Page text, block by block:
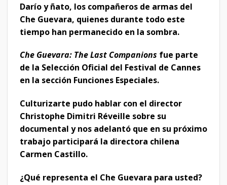
Darío y ñato, los compañeros de armas del
Che Guevara, quienes durante todo este
tiempo han permanecido en la sombra.
Che Guevara: The Last Companions fue parte
de la Selección Oficial del Festival de Cannes
en la sección Funciones Especiales.
Culturizarte pudo hablar con el director
Christophe Dimitri Réveille sobre su
documental y nos adelantó que en su próximo
trabajo participará la directora chilena
Carmen Castillo.
¿Qué representa el Che Guevara para usted?